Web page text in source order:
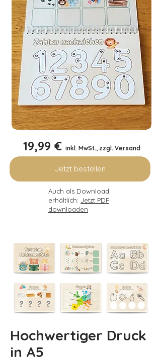
19,99 € inkl. MwSt., zzgl. Versand
Jetzt bestellen
Auch als Download
erhältlich: Jetzt PDF
downloaden
Hochwertiger Druck
in A5